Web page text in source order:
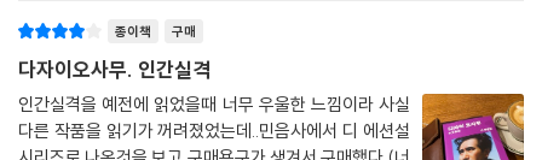
「여치」는 다자이 오사무가 작가로서의 명성을 쌓으며 수입을 올리게 되었
을 때 이른바 ‘원고 장사꾼’이 되어 버리는 건 아닐까 스스로 경계하는 의미
에서 썼다고 밝힌 단편 소설이다. 가난하고 순수한 화가를 만나 결혼했지
만, 크게 성공한 뒤 속물적으로 변해 가는 남편의 모습에 실망해 “헤어지겠
습니다.”라고 선언하는 강단 있는 여성의 독백체가 시선을 끈다. 한편 동명
종이책 구매
다자이오사무. 인간실격
인간실격을 예전에 읽었을때 너무 우울한 느낌이라 사실
다른 작품을 읽기가 꺼려졌었는데..민음사에서 디 에션설